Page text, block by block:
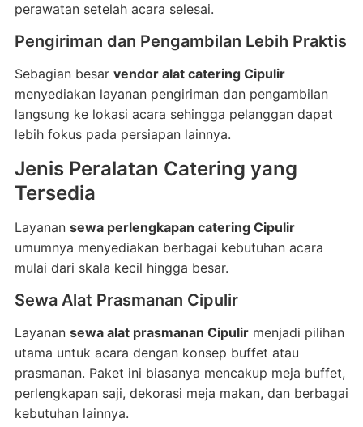
perawatan setelah acara selesai.
Pengiriman dan Pengambilan Lebih Praktis
Sebagian besar vendor alat catering Cipulir
menyediakan layanan pengiriman dan pengambilan
langsung ke lokasi acara sehingga pelanggan dapat
lebih fokus pada persiapan lainnya.
Jenis Peralatan Catering yang
Tersedia
Layanan sewa perlengkapan catering Cipulir
umumnya menyediakan berbagai kebutuhan acara
mulai dari skala kecil hingga besar.
Sewa Alat Prasmanan Cipulir
Layanan sewa alat prasmanan Cipulirmenjadi pilihan
utama untuk acara dengan konsep buffet atau
prasmanan. Paket ini biasanya mencakup meja buffet,
perlengkapan saji, dekorasi meja makan, dan berbagai
kebutuhan lainnya.